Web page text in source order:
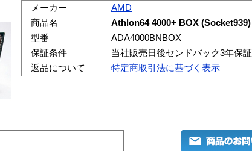
メーカー
AMD
商品名
Athlon64 4000+ BOX (Socket939)
型番
ADA4000BNBOX
保証条件
当社販売日後センドバック3年保証
返品について
特定商取引法に基づく表示